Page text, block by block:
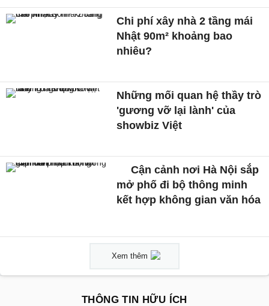
Chi phí xây nhà 2 tầng mái
Nhật 90m² khoảng bao
nhiêu?
Những mối quan hệ thầy trò
'gương vỡ lại lành' của
showbiz Việt
Cận cảnh nơi Hà Nội sắp
mở phố đi bộ thông minh
kết hợp không gian văn hóa
Xem thêm
THÔNG TIN HỮU ÍCH